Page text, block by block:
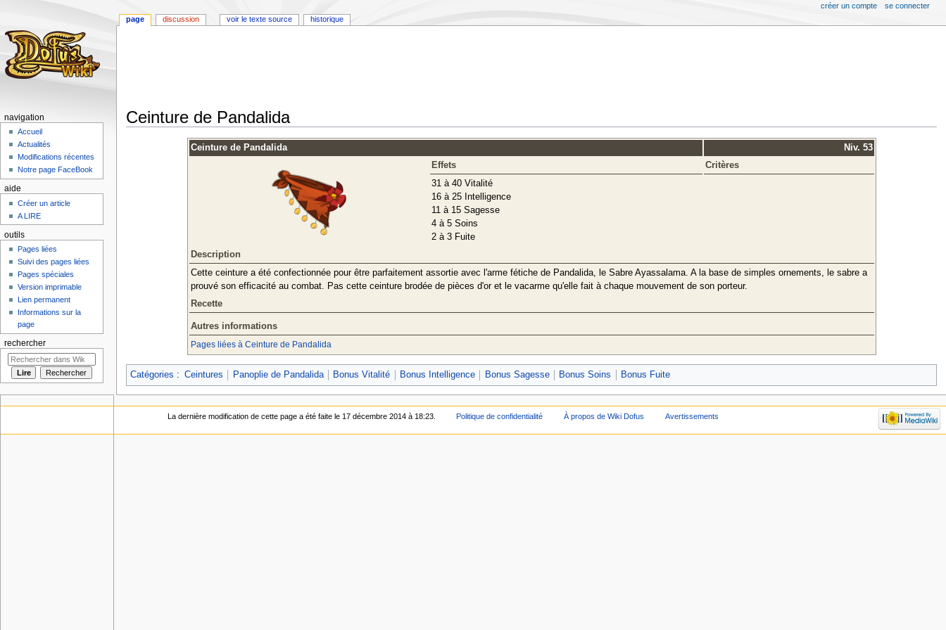
Ceinture de Pandalida
Ceinture de Pandalida
Niv. 53
Effets
Critères
31 à 40 Vitalité
16 à 25 Intelligence
11 à 15 Sagesse
4 à 5 Soins
2 à 3 Fuite
Description
Cette ceinture a été confectionnée pour être parfaitement assortie avec l'arme fétiche de Pandalida, le Sabre Ayassalama. A la base de simples ornements, le sabre a
prouvé son efficacité au combat. Pas cette ceinture brodée de pièces d'or et le vacarme qu'elle fait à chaque mouvement de son porteur.
Recette
Autres informations
Pages liées à Ceinture de Pandalida
Catégories : Ceintures Panoplie de Pandalida Bonus Vitalité Bonus Intelligence Bonus Sagesse Bonus Soins Bonus Fuite
page discussion voir le texte source historique
créer un compte se connecter
navigation
Accueil
Actualités
Modifications récentes
Notre page FaceBook
aide
Créer un article
A LIRE
outils
Pages liées
Suivi des pages liées
Pages spéciales
Version imprimable
Lien permanent
Informations sur la
page
rechercher
La dernière modification de cette page a été faite le 17 décembre 2014 à 18:23. Politique de confidentialité À propos de Wiki Dofus Avertissements